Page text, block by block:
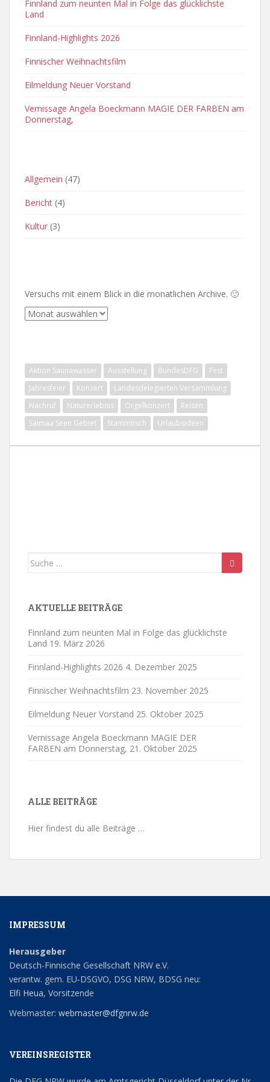
Finnland zum neunten Mal in Folge das glücklichste
Land
Finnland-Highlights 2026
Finnischer Weihnachtsfilm
Eilmeldung Neuer Vorstand
Vernissage Angela Boeckmann MAGIE DER FARBEN am
Donnerstag,
Allgemein (47)
Bericht (4)
Kultur (3)
Versuchs mit einem Blick in die monatlichen Archive. 🙂
Archive
Aktion Saunawasser Ausstellung BundesDFG
Fest
Jahresfeier
Konzert
Landesdelegierten Versammlung
Nachruf
Naturerlebnis Orgelkonzert
Reisen
Saimaa Seen Gebiet
Stammtisch Urlaubsideen
Suche
AKTUELLE BEITRÄGE
Finnland zum neunten Mal in Folge das glücklichste
Land 19. März 2026
Finnland-Highlights 2026 4. Dezember 2025
Finnischer Weihnachtsfilm 23. November 2025
Eilmeldung Neuer Vorstand 25. Oktober 2025
Vernissage Angela Boeckmann MAGIE DER
FARBEN am Donnerstag, 21. Oktober 2025
ALLE BEITRÄGE
Hier findest du alle Beiträge …
IMPRESSUM
Herausgeber
Deutsch-Finnische Gesellschaft NRW e.V.
verantw. gem. EU-DSGVO, DSG NRW, BDSG neu:
Elfi Heua, Vorsitzende
Webmaster: webmaster@dfgnrw.de
VEREINSREGISTER